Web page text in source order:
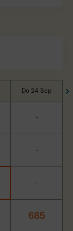
Do 24 Sep
-
-
-
685